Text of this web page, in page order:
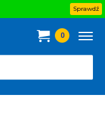
Sprawdź
0